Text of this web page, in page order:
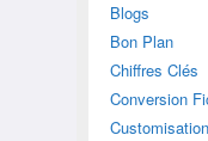
Blogs
Bon Plan
Chiffres Clés
Conversion
Customisation